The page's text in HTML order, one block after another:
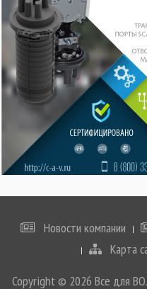
Новости компании
Карта
Copyright © 2026 Все для